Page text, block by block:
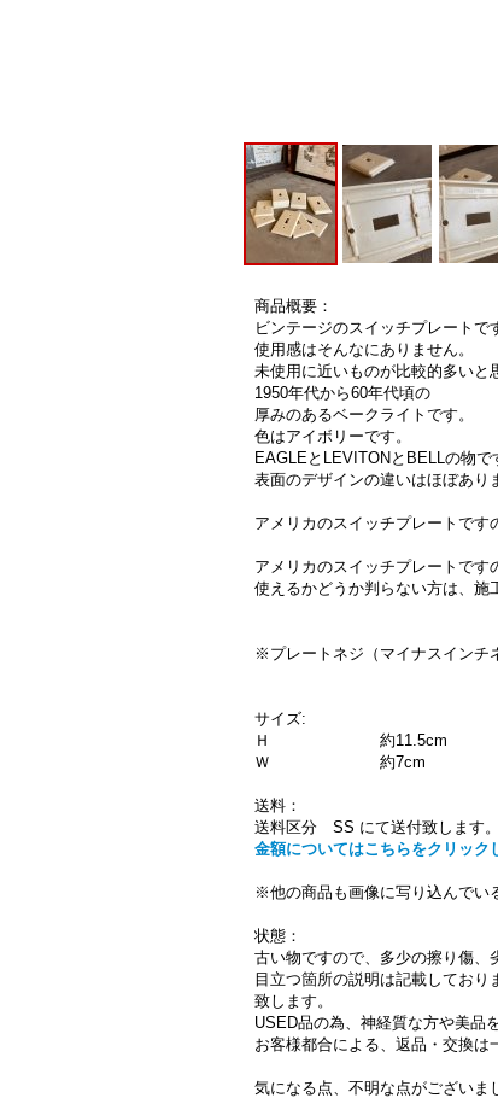
商品概要：
ビンテージのスイッチプレートで
使用感はそんなにありません。
未使用に近いものが比較的多いと
1950年代から60年代頃の
厚みのあるベークライトです。
色はアイボリーです。
EAGLEとLEVITONとBELLの物で
表面のデザインの違いはほぼあり
アメリカのスイッチプレートです
アメリカのスイッチプレートです
使えるかどうか判らない方は、施
※プレートネジ（マイナスインチ
サイズ:
Ｈ 約11.5cm
Ｗ 約7cm
送料：
送料区分 SS にて送付致します。
金額についてはこちらをクリック
※他の商品も画像に写り込んでい
状態：
古い物ですので、多少の擦り傷、
目立つ箇所の説明は記載してお
致します。
USED品の為、神経質な方や美品
お客様都合による、返品・交換は
気になる点、不明な点がございま